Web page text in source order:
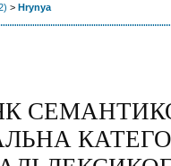
> Hrynya